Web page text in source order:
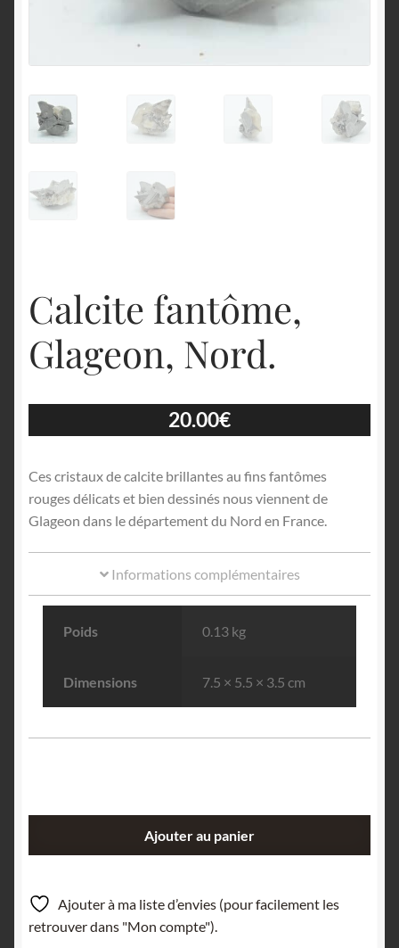
Calcite fantôme,
Glageon, Nord.
20.00€
Ces cristaux de calcite brillantes au fins fantômes
rouges délicats et bien dessinés nous viennent de
Glageon dans le département du Nord en France.
Informations complémentaires
Poids 0.13 kg
Dimensions 7.5 × 5.5 × 3.5 cm
fantôme,
Glageon,
Nord.
Ajouter au panier
Ajouter à ma liste d’envies (pour facilement les
retrouver dans "Mon compte").